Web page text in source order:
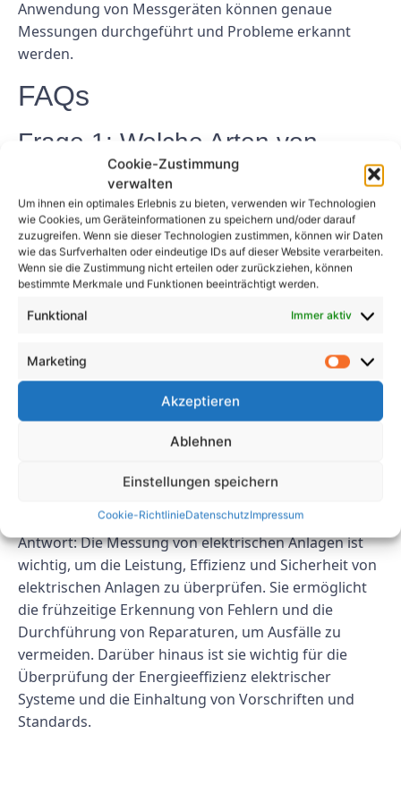
Cookie-Zustimmung
verwalten
Um ihnen ein optimales Erlebnis zu bieten, verwenden wir Technologien
wie Cookies, um Geräteinformationen zu speichern und/oder darauf
zuzugreifen. Wenn sie dieser Technologien zustimmen, können wir Daten
wie das Surfverhalten oder eindeutige IDs auf dieser Website verarbeiten.
Wenn sie die Zustimmung nicht erteilen oder zurückziehen, können
bestimmte Merkmale und Funktionen beeinträchtigt werden.
Funktional Immer aktiv
Marketing
Akzeptieren
Ablehnen
Einstellungen speichern
Cookie-RichtlinieDatenschutzImpressum
Anwendung von Messgeräten können genaue
Messungen durchgeführt und Probleme erkannt
werden.
FAQs
Frage 1: Welche Arten von
Messgeräten werden für die
Messung von elektrischen
Anlagen verwendet?
Antwort: Für die Messung von elektrischen Anlagen
werden verschiedene Arten von Messgeräten wie
Multimeter, Oszilloskope, Leistungsmessgeräte und
ermöglichen die Überprüfung verschiedener
Parameter wie Spannung, Stromstärke,
Leistungsfaktor und Widerstand.
Frage 2: Warum ist die Messung
von elektrischen Anlagen
Antwort: Die Messung von elektrischen Anlagen ist
wichtig, um die Leistung, Effizienz und Sicherheit von
elektrischen Anlagen zu überprüfen. Sie ermöglicht
die frühzeitige Erkennung von Fehlern und die
Durchführung von Reparaturen, um Ausfälle zu
vermeiden. Darüber hinaus ist sie wichtig für die
Überprüfung der Energieeffizienz elektrischer
Systeme und die Einhaltung von Vorschriften und
Standards.